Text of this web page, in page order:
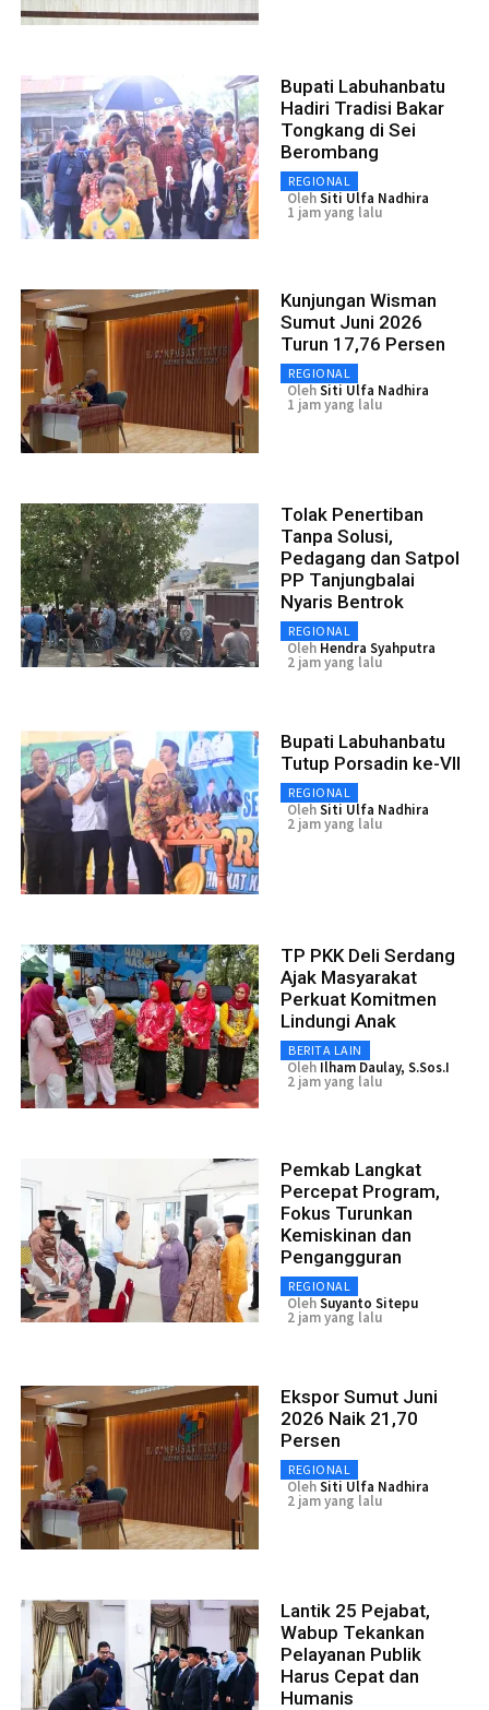
Bupati Labuhanbatu
Hadiri Tradisi Bakar
Tongkang di Sei
Berombang
REGIONAL
OlehSiti Ulfa Nadhira
1 jam yang lalu
Kunjungan Wisman
Sumut Juni 2026
Turun 17,76 Persen
REGIONAL
OlehSiti Ulfa Nadhira
1 jam yang lalu
Tolak Penertiban
Tanpa Solusi,
Pedagang dan Satpol
PP Tanjungbalai
Nyaris Bentrok
REGIONAL
Oleh Hendra Syahputra
2 jam yang lalu
Bupati Labuhanbatu
Tutup Porsadin ke-VII
REGIONAL
OlehSiti Ulfa Nadhira
2 jam yang lalu
TP PKK Deli Serdang
Ajak Masyarakat
Perkuat Komitmen
Lindungi Anak
BERITA LAIN
Oleh Ilham Daulay, S.Sos.I
2 jam yang lalu
Pemkab Langkat
Percepat Program,
Fokus Turunkan
Kemiskinan dan
Pengangguran
REGIONAL
OlehSuyanto Sitepu
2 jam yang lalu
Ekspor Sumut Juni
2026 Naik 21,70
Persen
REGIONAL
OlehSiti Ulfa Nadhira
2 jam yang lalu
Lantik 25 Pejabat,
Wabup Tekankan
Pelayanan Publik
Harus Cepat dan
Humanis